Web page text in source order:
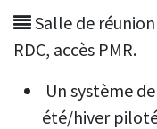
Salle de
RDC, accès PMR.
Un système
été/hiver